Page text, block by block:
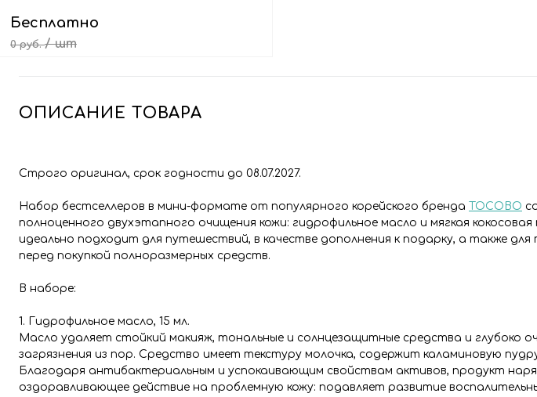
Бесплатно
0 руб./ шт
ОПИСАНИЕ ТОВАРА
Строго оригинал, срок годности до 08.07.2027.
Набор бестселлеров в мини-формате от популярного корейского бренда TOCOBO
полноценного двухэтапного очищения кожи: гидрофильное масло и мягкая
идеально подходит для путешествий, в качестве дополнения к подарку, а также
перед покупкой полноразмерных средств.
В наборе:
1. Гидрофильное масло, 15 мл.
Масло удаляет стойкий макияж, тональные и солнцезащитные средства и глубоко
загрязнения из пор. Средство имеет текстуру молочка, содержит каламиновую
Благодаря антибактериальным и успокаивающим свойствам активов, продукт
оздоравливающее действие на проблемную кожу: подавляет развитие